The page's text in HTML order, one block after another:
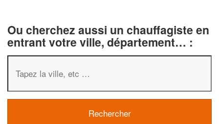
Ou cherchez aussi un chauffagiste en
entrant votre ville, département… :